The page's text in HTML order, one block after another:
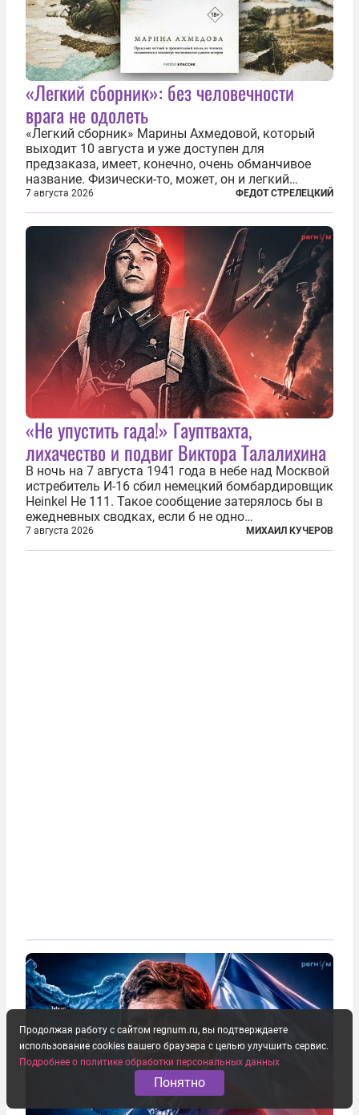
«Легкий сборник»: без человечности
врага не одолеть
«Легкий сборник» Марины Ахмедовой, который
выходит 10 августа и уже доступен для
предзаказа, имеет, конечно, очень обманчивое
название. Физически-то, может, он и легкий
относительно. Но метафизически —
безотносительно тяжелый. Десять рассказов,
каждый из которых напрямую или косвенно (в
основном —...
7 августа 2026 ФЕДОТ СТРЕЛЕЦКИЙ
«Не упустить гада!» Гауптвахта,
лихачество и подвиг Виктора Талалихина
В ночь на 7 августа 1941 года в небе над Москвой
истребитель И-16 сбил немецкий бомбардировщик
Heinkel He 111. Такое сообщение затерялось бы в
ежедневных сводках, если б не одно
обстоятельство. Это был один из первых в
истории отечественной авиации ночных таранов.
7 августа 2026 МИХАИЛ КУЧЕРОВ
Продолжая работу с сайтом regnum.ru, вы подтверждаете
использование cookies вашего браузера с целью улучшить сервис.
Подробнее о политике обработки персональных данных
Понятно